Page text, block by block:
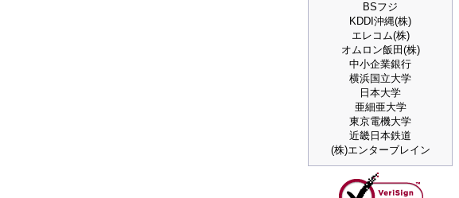
BSフジ
KDDI沖縄(株)
エレコム(株)
オムロン飯田(株)
中小企業銀行
横浜国立大学
日本大学
亜細亜大学
東京電機大学
近畿日本鉄道
(株)エンターブレイン